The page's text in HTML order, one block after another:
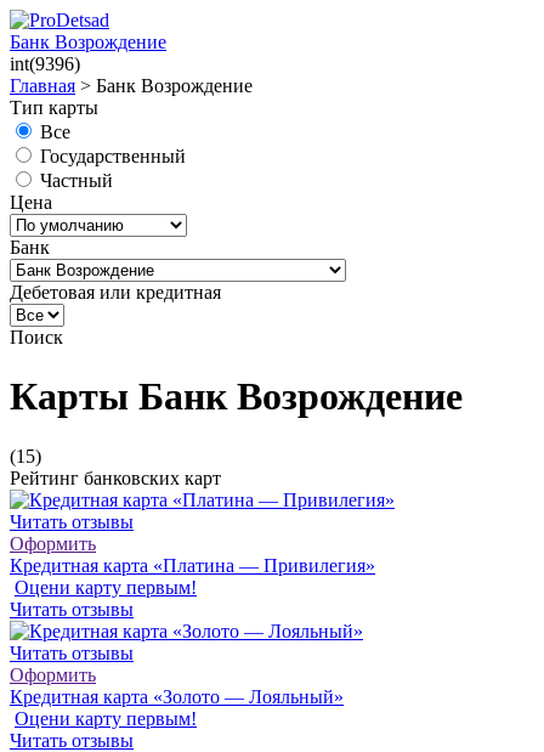
Банк Возрождение
int(9396)
Главная > Банк Возрождение
Тип карты
Все
Государственный
Частный
Цена
Банк
Дебетовая или кредитная
Поиск
Карты Банк Возрождение
(15)
Рейтинг банковских карт
Читать отзывы
Оформить
Кредитная карта «Платина — Привилегия»
Оцени карту первым!
Читать отзывы
Читать отзывы
Оформить
Кредитная карта «Золото — Лояльный»
Оцени карту первым!
Читать отзывы